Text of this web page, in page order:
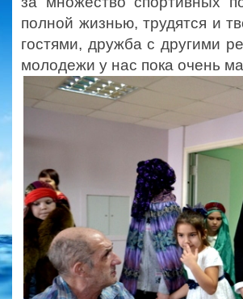
полной жизнью, трудятся и
гостями, дружба с другими
молодежи у нас пока очень